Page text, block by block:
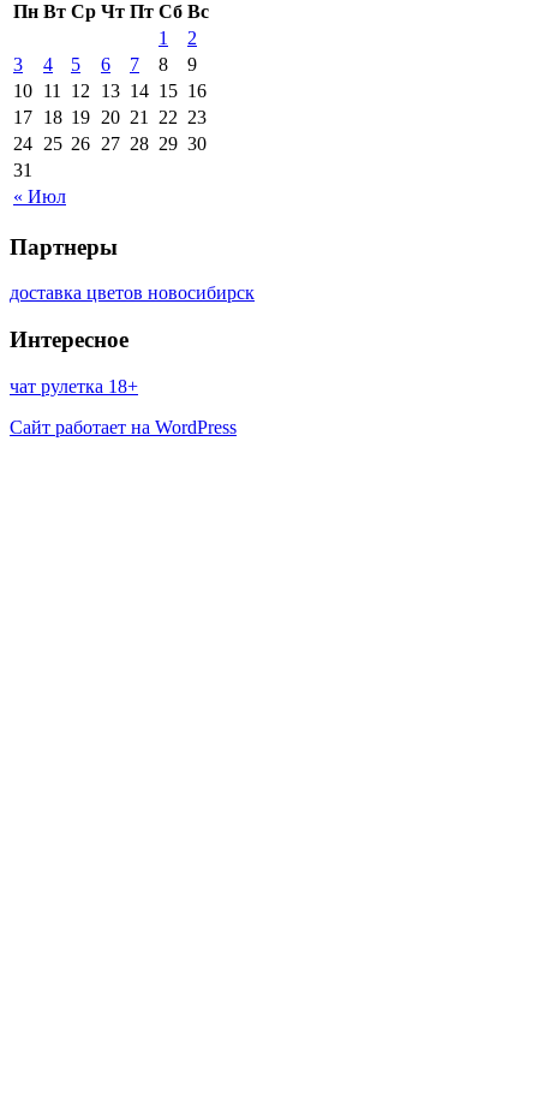
Пн Вт Ср Чт Пт Сб Вс
« Июл
1
2
3
4 5 6 7 8
9
10 11 12 13 14 15 16
17 18 19 20 21 22 23
24 25 26 27 28 29 30
31
Партнеры
доставка цветов новосибирск
Интересное
чат рулетка 18+
Сайт работает на WordPress